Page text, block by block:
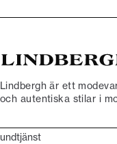
Lindbergh är ett
och autentiska stilar i